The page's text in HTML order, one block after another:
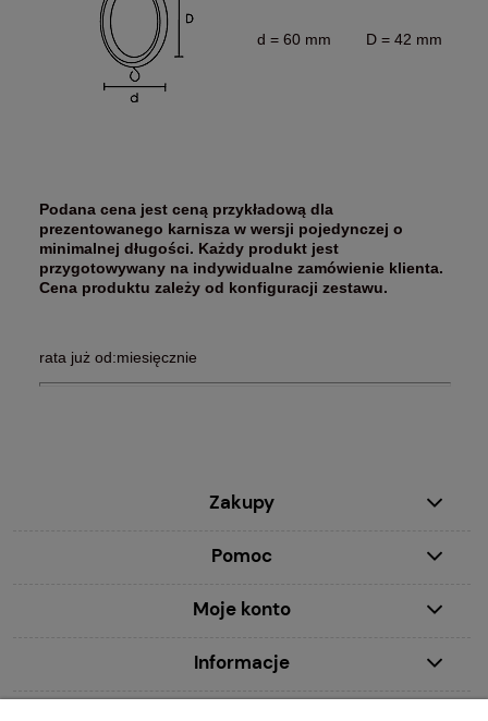
d = 60 mm D = 42 mm
Podana cena jest ceną przykładową dla
prezentowanego karnisza w wersji pojedynczej o
minimalnej długości. Każdy produkt jest
przygotowywany na indywidualne zamówienie klienta.
Cena produktu zależy od konfiguracji zestawu.
rata już od:miesięcznie
Zakupy
Pomoc
Moje konto
Informacje